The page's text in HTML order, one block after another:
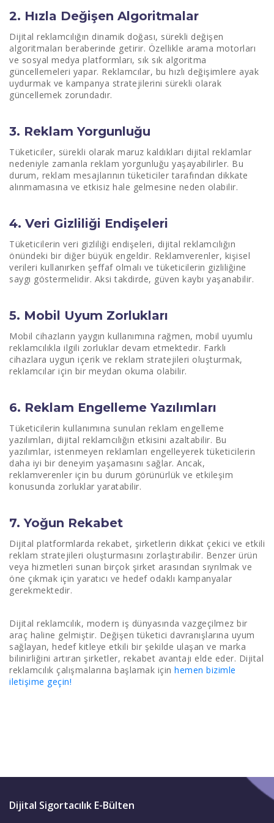
2. Hızla Değişen Algoritmalar
Dijital reklamcılığın dinamik doğası, sürekli değişen
algoritmaları beraberinde getirir. Özellikle arama motorları
ve sosyal medya platformları, sık sık algoritma
güncellemeleri yapar. Reklamcılar, bu hızlı değişimlere ayak
uydurmak ve kampanya stratejilerini sürekli olarak
güncellemek zorundadır.
3. Reklam Yorgunluğu
Tüketiciler, sürekli olarak maruz kaldıkları dijital reklamlar
nedeniyle zamanla reklam yorgunluğu yaşayabilirler. Bu
durum, reklam mesajlarının tüketiciler tarafından dikkate
alınmamasına ve etkisiz hale gelmesine neden olabilir.
4. Veri Gizliliği Endişeleri
Tüketicilerin veri gizliliği endişeleri, dijital reklamcılığın
önündeki bir diğer büyük engeldir. Reklamverenler, kişisel
verileri kullanırken şeffaf olmalı ve tüketicilerin gizliliğine
saygı göstermelidir. Aksi takdirde, güven kaybı yaşanabilir.
5. Mobil Uyum Zorlukları
Mobil cihazların yaygın kullanımına rağmen, mobil uyumlu
reklamcılıkla ilgili zorluklar devam etmektedir. Farklı
cihazlara uygun içerik ve reklam stratejileri oluşturmak,
reklamcılar için bir meydan okuma olabilir.
6. Reklam Engelleme Yazılımları
Tüketicilerin kullanımına sunulan reklam engelleme
yazılımları, dijital reklamcılığın etkisini azaltabilir. Bu
yazılımlar, istenmeyen reklamları engelleyerek tüketicilerin
daha iyi bir deneyim yaşamasını sağlar. Ancak,
reklamverenler için bu durum görünürlük ve etkileşim
konusunda zorluklar yaratabilir.
7. Yoğun Rekabet
Dijital platformlarda rekabet, şirketlerin dikkat çekici ve etkili
reklam stratejileri oluşturmasını zorlaştırabilir. Benzer ürün
veya hizmetleri sunan birçok şirket arasından sıyrılmak ve
öne çıkmak için yaratıcı ve hedef odaklı kampanyalar
gerekmektedir.
Dijital reklamcılık, modern iş dünyasında vazgeçilmez bir
araç haline gelmiştir. Değişen tüketici davranışlarına uyum
sağlayan, hedef kitleye etkili bir şekilde ulaşan ve marka
bilinirliğini artıran şirketler, rekabet avantajı elde eder. Dijital
reklamcılık çalışmalarına başlamak için hemen bizimle
iletişime geçin!
Dijital Sigortacılık E-Bülten